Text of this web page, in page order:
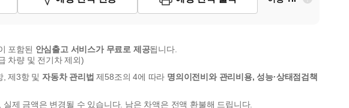
포함된 안심출고 서비스가 무료로 제공됩니다.
차량 및 전기차 제외)
, 제3항 및자동차 관리법 제58조의 4에 따라 명의이전비와 관리비용, 성능·상태점검책
제 금액은 변경될 수 있습니다. 남은 차액은 전액 환불해 드립니다.